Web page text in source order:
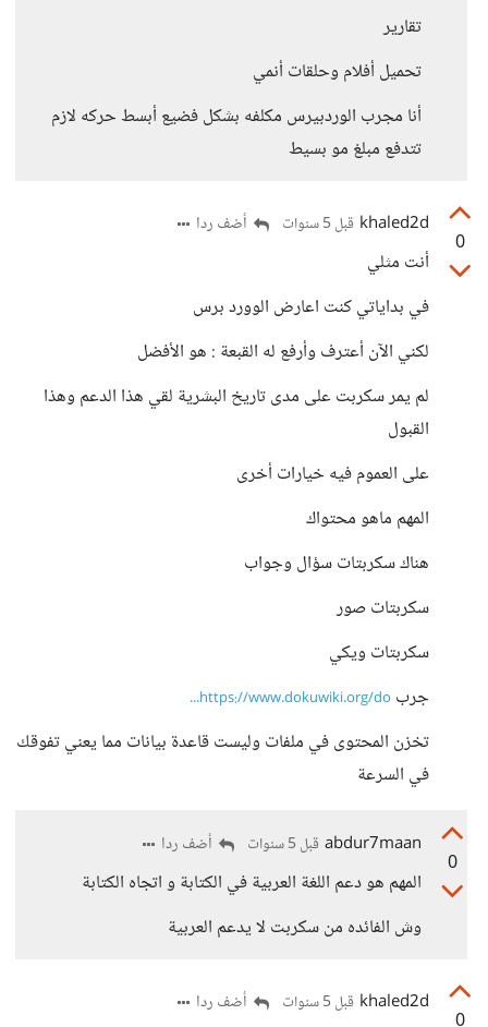
تقارير
تحميل أفلام وحلقات أنمي
أنا مجرب الوردبيرس مكلفه بشكل فضيع أبسط حركه لازم
تتدفع مبلغ مو بسيط
0
khaled2d قبل 5 سنوات أضف ردا
أنت مثلي
في بداياتي كنت اعارض الوورد برس
لكني الآن أعترف وأرفع له القبعة : هو الأفضل
لم يمر سكربت على مدى تاريخ البشرية لقي هذا الدعم وهذا
القبول
على العموم فيه خيارات أخرى
المهم ماهو محتواك
هناك سكربتات سؤال وجواب
سكربتات صور
سكربتات ويكي
جرب https://www.dokuwiki.org/do...
تخزن المحتوى في ملفات وليست قاعدة بيانات مما يعني تفوقك
في السرعة
0
abdur7maan قبل 5 سنوات أضف ردا
المهم هو دعم اللغة العربية في الكتابة و اتجاه الكتابة
وش الفائده من سكربت لا يدعم العربية
khaled2d قبل 5 سنوات أضف ردا